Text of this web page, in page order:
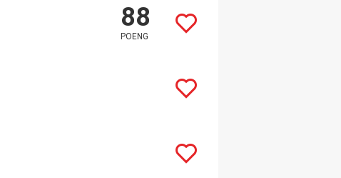
88
POENG